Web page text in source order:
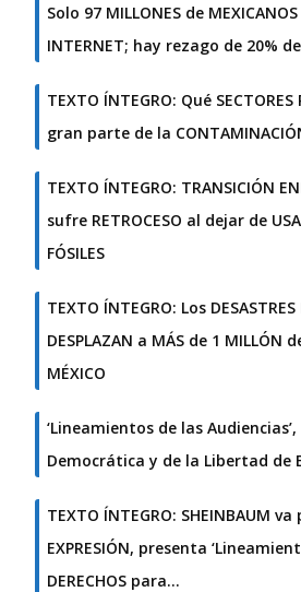
Solo 97 MILLONES de
INTERNET; hay rezago de 20%
TEXTO ÍNTEGRO: Qué
gran parte de la
TEXTO ÍNTEGRO: TRANSICIÓN
sufre RETROCESO al dejar de
FÓSILES
TEXTO ÍNTEGRO: Los DESASTRES
DESPLAZAN a MÁS de 1 MILLÓN
MÉXICO
‘Lineamientos de las
Democrática y de la Libertad de
TEXTO ÍNTEGRO: SHEINBAUM
EXPRESIÓN, presenta
DERECHOS para…